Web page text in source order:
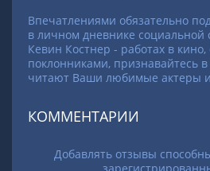
Впечатлениями обязательно
в личном дневнике социальной
Кевин Костнер - работах в кино,
поклонниками, признавайтесь
читают Ваши любимые актеры
КОММЕНТАРИИ
Добавлять отзывы